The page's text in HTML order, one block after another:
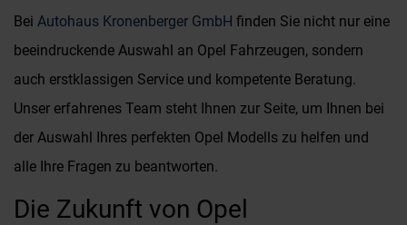
Bei Autohaus Kronenberger GmbH finden Sie nicht nur eine
beeindruckende Auswahl an Opel Fahrzeugen, sondern
auch erstklassigen Service und kompetente Beratung.
Unser erfahrenes Team steht Ihnen zur Seite, um Ihnen bei
der Auswahl Ihres perfekten Opel Modells zu helfen und
alle Ihre Fragen zu beantworten.
Die Zukunft von Opel